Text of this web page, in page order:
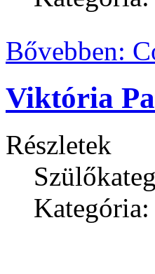
Bővebben:
Viktória
Részletek
Kategória: